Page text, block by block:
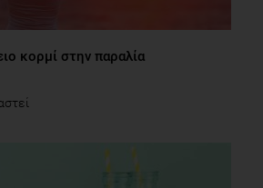
κορμί στην παραλία